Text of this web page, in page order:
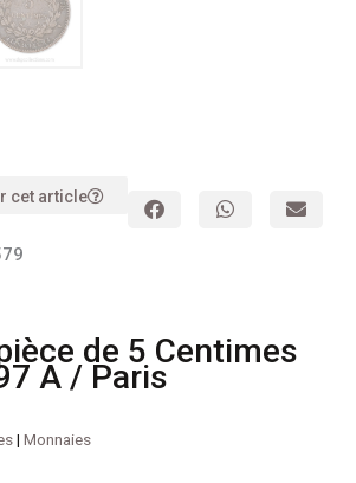
cet article
de 5 Centimes
A / Paris
|Monnaies